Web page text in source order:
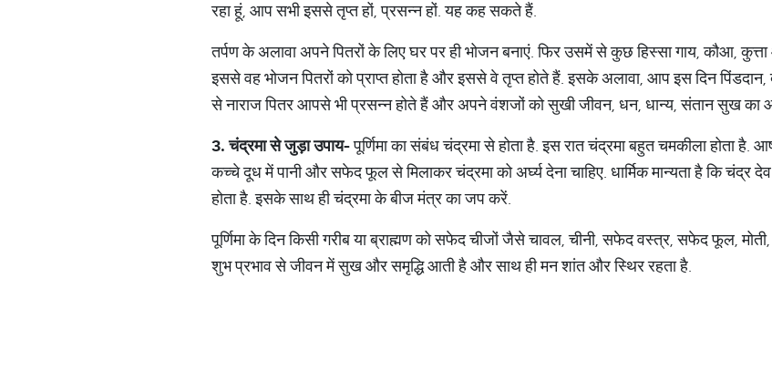
रहा हूं, आप सभी इससे तृप्त हों, प्रसन्न हों. यह कह सकते हैं.
तर्पण के अलावा अपने पितरों के लिए घर पर ही भोजन बनाएं. फिर उसमें से कुछ हिस्सा गाय, कौआ,
इससे वह भोजन पितरों को प्राप्त होता है और इससे वे तृप्त होते हैं. इसके अलावा, आप इस दिन
से नाराज पितर आपसे भी प्रसन्न होते हैं और अपने वंशजों को सुखी जीवन, धन, धान्य, संतान सुख का
3.चंद्रमासेजुड़ाउपाय-पूर्णिमा का संबंध चंद्रमा से होता है. इस रात चंद्रमा बहुत चमकीला होता है.
कच्चे दूध में पानी और सफेद फूल से मिलाकर चंद्रमा को अर्घ्य देना चाहिए. धार्मिक मान्यता है कि चंद्र
होता है. इसके साथ ही चंद्रमा के बीज मंत्र का जप करें.
पूर्णिमा के दिन किसी गरीब या ब्राह्मण को सफेद चीजों जैसे चावल, चीनी, सफेद वस्त्र, सफेद फूल,
शुभ प्रभाव से जीवन में सुख और समृद्धि आती है और साथ ही मन शांत और स्थिर रहता है.